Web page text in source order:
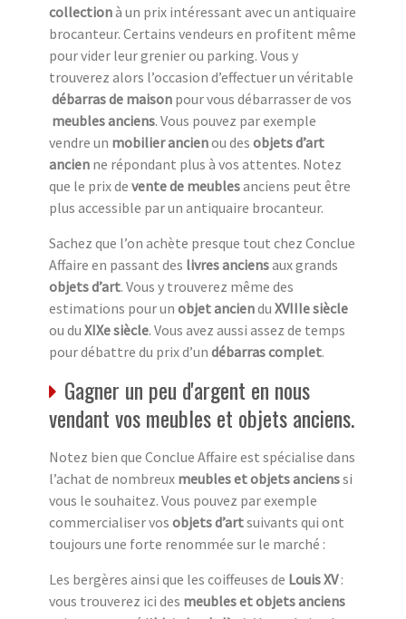
collectionà un prix intéressant avec un antiquaire
brocanteur. Certains vendeurs en profitent même
pour vider leur grenier ou parking. Vous y
trouverez alors l’occasion d’effectuer un véritable
débarras de maison pour vous débarrasser de vos
meubles anciens. Vous pouvez par exemple
vendre un mobilier ancienou des objets d’art
ancien ne répondant plus à vos attentes. Notez
que le prix de vente de meublesanciens peut être
plus accessible par un antiquaire brocanteur.
Sachez que l’on achète presque tout chez Conclue
Affaire en passant des livres anciensaux grands
objets d’art. Vous y trouverez même des
estimations pour un objet anciendu XVIIIe siècle
ou du XIXe siècle. Vous avez aussi assez de temps
pour débattre du prix d’un débarras complet.
Gagner un peu d'argent en nous
vendant vos meubles et objets anciens.
Notez bien que Conclue Affaire est spécialise dans
l’achat de nombreux meubles et objets ancienssi
vous le souhaitez. Vous pouvez par exemple
commercialiser vos objets d’artsuivants qui ont
toujours une forte renommée sur le marché :
Les bergères ainsi que les coiffeuses de Louis XV:
vous trouverez ici des meubles et objets anciens